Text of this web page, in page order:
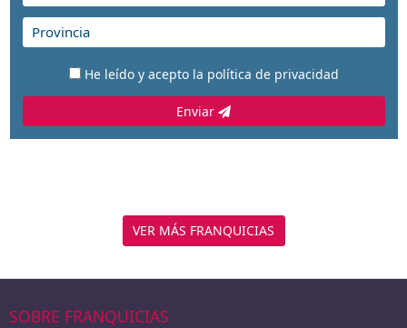
He leído y acepto la política de privacidad
Enviar
VER MÁS FRANQUICIAS
SOBRE FRANQUICIAS